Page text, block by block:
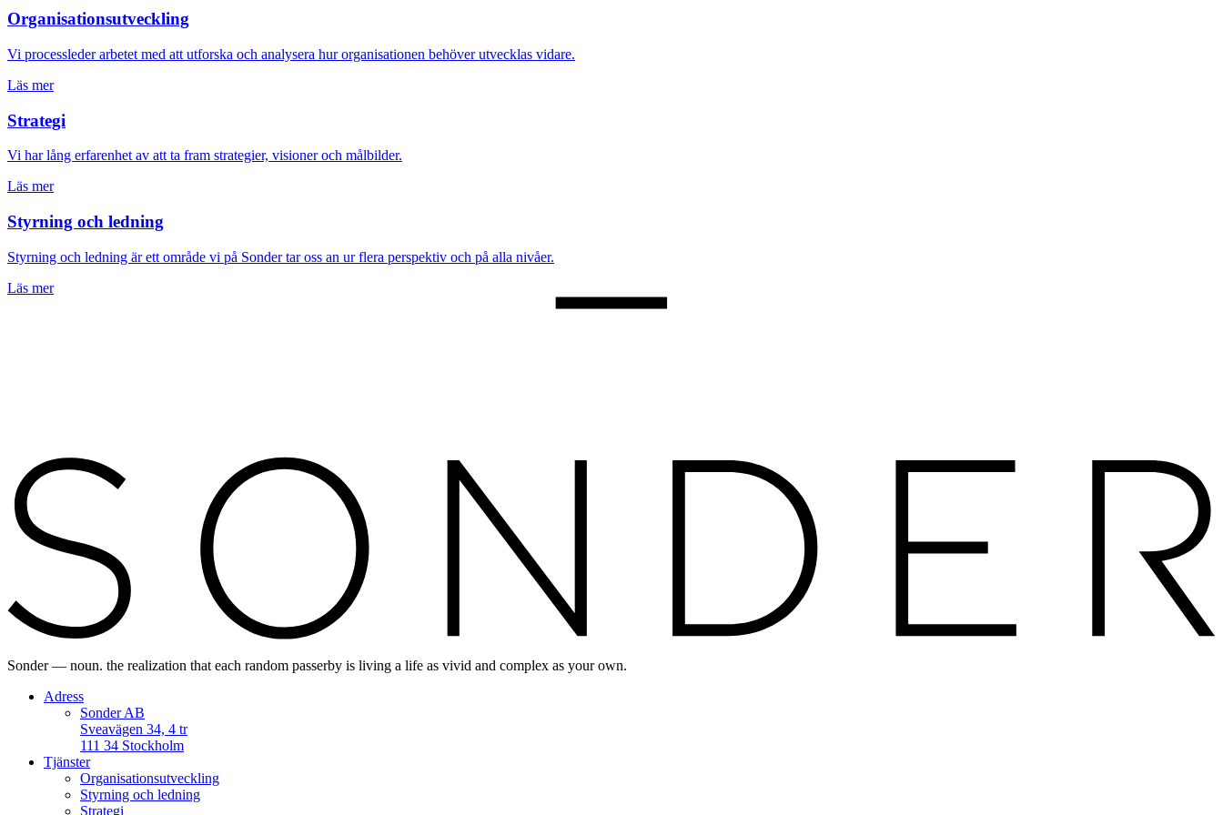
Organisationsutveckling
Vi processleder arbetet med att utforska och analysera hur organisationen behöver utvecklas vidare.
Läs mer
Strategi
Vi har lång erfarenhet av att ta fram strategier, visioner och målbilder.
Läs mer
Styrning och ledning
Styrning och ledning är ett område vi på Sonder tar oss an ur flera perspektiv och på alla nivåer.
Läs mer
Sonder — noun. the realization that each random passerby is living a life as vivid and complex as your own.
Adress
Sonder AB
Sveavägen 34, 4 tr
111 34 Stockholm
Tjänster
Organisationsutveckling
Styrning och ledning
Strategi